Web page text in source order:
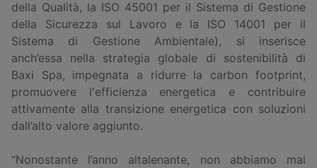
della Qualità, la ISO 45001 per il Sistema di Gestione
della Sicurezza sul Lavoro e la ISO 14001 per il
Sistema di Gestione Ambientale), si inserisce
anch’essa nella strategia globale di sostenibilità di
Baxi Spa, impegnata a ridurre la carbon footprint,
promuovere l'efficienza energetica e contribuire
attivamente alla transizione energetica con soluzioni
dall’alto valore aggiunto.
“Nonostante l’anno altalenante, non abbiamo mai